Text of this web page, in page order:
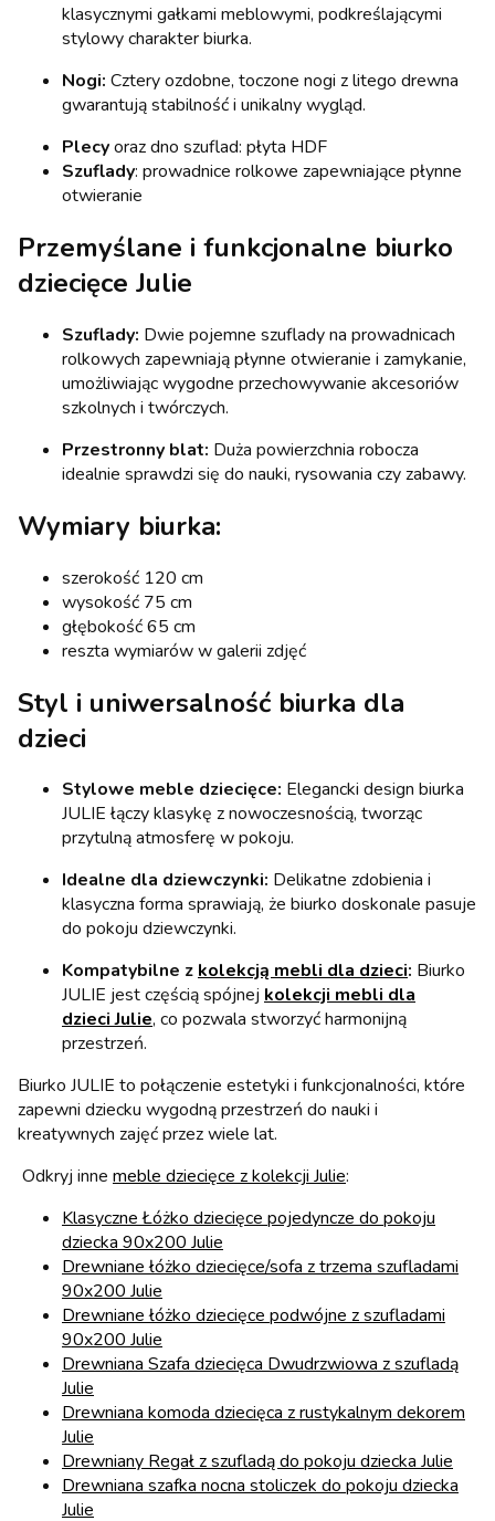
klasycznymi gałkami meblowymi, podkreślającymi
stylowy charakter biurka.
Nogi: Cztery ozdobne, toczone nogi z litego drewna
gwarantują stabilność i unikalny wygląd.
Plecyoraz dno szuflad: płyta HDF
Szuflady: prowadnice rolkowe zapewniające płynne
otwieranie
Przemyślane i funkcjonalne biurko
dziecięce Julie
Szuflady: Dwie pojemne szuflady na prowadnicach
rolkowych zapewniają płynne otwieranie i zamykanie,
umożliwiając wygodne przechowywanie akcesoriów
szkolnych i twórczych.
Przestronny blat: Duża powierzchnia robocza
idealnie sprawdzi się do nauki, rysowania czy zabawy.
Wymiary biurka:
szerokość 120 cm
wysokość 75 cm
głębokość 65 cm
reszta wymiarów w galerii zdjęć
Styl i uniwersalność biurka dla
dzieci
Stylowe meble dziecięce: Elegancki design biurka
JULIE łączy klasykę z nowoczesnością, tworząc
przytulną atmosferę w pokoju.
Idealne dla dziewczynki: Delikatne zdobienia i
klasyczna forma sprawiają, że biurko doskonale pasuje
do pokoju dziewczynki.
Kompatybilne zkolekcją mebli dla dzieci: Biurko
JULIE jest częścią spójnej kolekcji mebli dla
dzieci Julie, co pozwala stworzyć harmonijną
przestrzeń.
Biurko JULIE to połączenie estetyki i funkcjonalności, które
zapewni dziecku wygodną przestrzeń do nauki i
kreatywnych zajęć przez wiele lat.
Odkryj inne meble dziecięce z kolekcji Julie:
Klasyczne Łóżko dziecięce pojedyncze do pokoju
dziecka 90x200 Julie
Drewniane łóżko dziecięce/sofa z trzema szufladami
90x200 Julie
Drewniane łóżko dziecięce podwójne z szufladami
90x200 Julie
Drewniana Szafa dziecięca Dwudrzwiowa z szufladą
Julie
Drewniana komoda dziecięca z rustykalnym dekorem
Julie
Drewniany Regał z szufladą do pokoju dziecka Julie
Drewniana szafka nocna stoliczek do pokoju dziecka
Julie